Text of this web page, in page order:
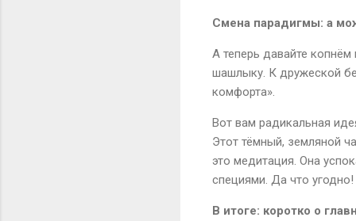
Смена парадигмы: а
А теперь давайте
шашлыку. К дружеской
комфорта».
Вот вам радикальная
Этот тёмный, земляной
это медитация. Она
специями. Да что угодно!
В итоге: коротко о